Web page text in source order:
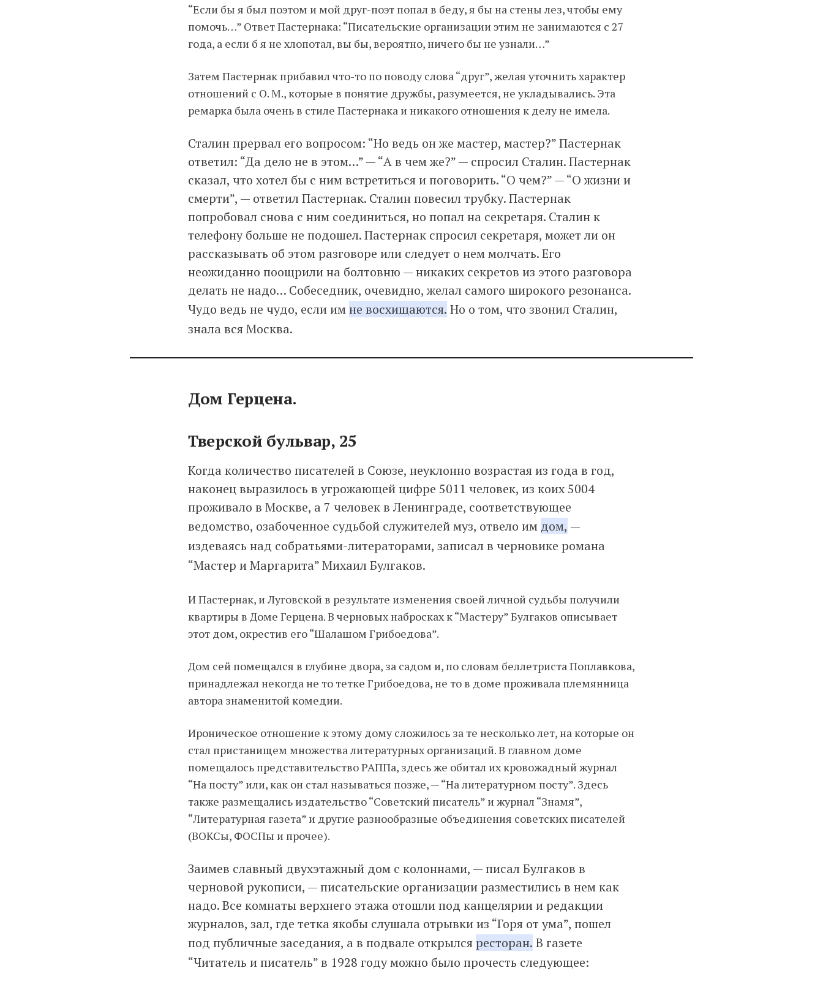
“Если бы я был поэтом и мой друг-поэт попал в беду, я бы на стены лез, чтобы ему
помочь…” Ответ Пастернака: “Писательские организации этим не занимаются с 27
года, а если б я не хлопотал, вы бы, вероятно, ничего бы не узнали…”
Затем Пастернак прибавил что-то по поводу слова “друг”, желая уточнить характер
отношений с О. М., которые в понятие дружбы, разумеется, не укладывались. Эта
ремарка была очень в стиле Пастернака и никакого отношения к делу не имела.
Сталин прервал его вопросом: “Но ведь он же мастер, мастер?” Пастернак
ответил: “Да дело не в этом…” — “А в чем же?” — спросил Сталин. Пастернак
сказал, что хотел бы с ним встретиться и поговорить. “О чем?” — “О жизни и
смерти”, — ответил Пастернак. Сталин повесил трубку. Пастернак
попробовал снова с ним соединиться, но попал на секретаря. Сталин к
телефону больше не подошел. Пастернак спросил секретаря, может ли он
рассказывать об этом разговоре или следует о нем молчать. Его
неожиданно поощрили на болтовню — никаких секретов из этого разговора
делать не надо… Собеседник, очевидно, желал самого широкого резонанса.
Чудо ведь не чудо, если имне восхищаются. Но о том, что звонил Сталин,
знала вся Москва.
Дом Герцена.
Тверской бульвар, 25
Когда количество писателей в Союзе, неуклонно возрастая из года в год,
наконец выразилось в угрожающей цифре 5011 человек, из коих 5004
проживало в Москве, а 7 человек в Ленинграде, соответствующее
ведомство, озабоченное судьбой служителей муз, отвело им дом, —
издеваясь над собратьями-литераторами, записал в черновике романа
“Мастер и Маргарита” Михаил Булгаков.
И Пастернак, и Луговской в результате изменения своей личной судьбы получили
квартиры в Доме Герцена. В черновых набросках к “Мастеру” Булгаков описывает
этот дом, окрестив его “Шалашом Грибоедова”.
Дом сей помещался в глубине двора, за садом и, по словам беллетриста Поплавкова,
принадлежал некогда не то тетке Грибоедова, не то в доме проживала племянница
автора знаменитой комедии.
Ироническое отношение к этому дому сложилось за те несколько лет, на которые он
стал пристанищем множества литературных организаций. В главном доме
помещалось представительство РАППа, здесь же обитал их кровожадный журнал
“На посту” или, как он стал называться позже, — “На литературном посту”. Здесь
также размещались издательство “Советский писатель” и журнал “Знамя”,
“Литературная газета” и другие разнообразные объединения советских писателей
(ВОКСы, ФОСПы и прочее).
Заимев славный двухэтажный дом с колоннами, — писал Булгаков в
черновой рукописи, — писательские организации разместились в нем как
надо. Все комнаты верхнего этажа отошли под канцелярии и редакции
журналов, зал, где тетка якобы слушала отрывки из “Горя от ума”, пошел
под публичные заседания, а в подвале открылсяресторан. В газете
“Читатель и писатель” в 1928 году можно было прочесть следующее: